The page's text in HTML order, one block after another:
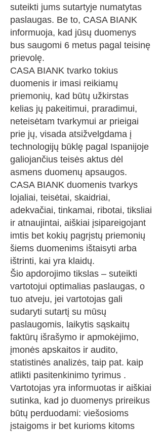
suteikti jums sutartyje numatytas
paslaugas. Be to, CASA BIANK
informuoja, kad jūsų duomenys
bus saugomi 6 metus pagal teisinę
prievolę.
CASA BIANK tvarko tokius
duomenis ir imasi reikiamų
priemonių, kad būtų užkirstas
kelias jų pakeitimui, praradimui,
neteisėtam tvarkymui ar prieigai
prie jų, visada atsižvelgdama į
technologijų būklę pagal Ispanijoje
galiojančius teisės aktus dėl
asmens duomenų apsaugos.
CASA BIANK duomenis tvarkys
lojaliai, teisėtai, skaidriai,
adekvačiai, tinkamai, ribotai, tiksliai
ir atnaujintai, aiškiai įsipareigojant
imtis bet kokių pagrįstų priemonių
šiems duomenims ištaisyti arba
ištrinti, kai yra klaidų.
Šio apdorojimo tikslas – suteikti
vartotojui optimalias paslaugas, o
tuo atveju, jei vartotojas gali
sudaryti sutartį su mūsų
paslaugomis, laikytis sąskaitų
faktūrų išrašymo ir apmokėjimo,
įmonės apskaitos ir audito,
statistinės analizės, taip pat. kaip
atlikti pasitenkinimo tyrimus .
Vartotojas yra informuotas ir aiškiai
sutinka, kad jo duomenys prireikus
būtų perduodami: viešosioms
įstaigoms ir bet kurioms kitoms